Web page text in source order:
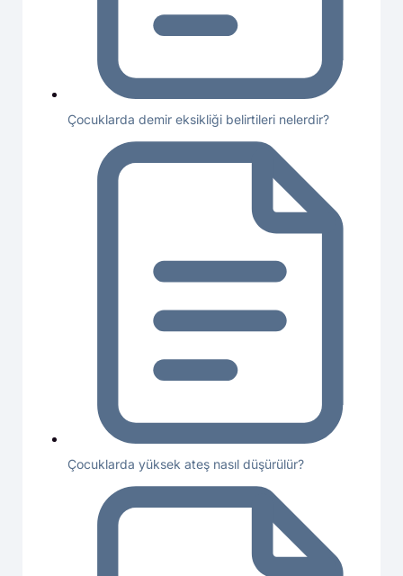
Çocuklarda demir eksikliği belirtileri nelerdir?
Çocuklarda yüksek ateş nasıl düşürülür?